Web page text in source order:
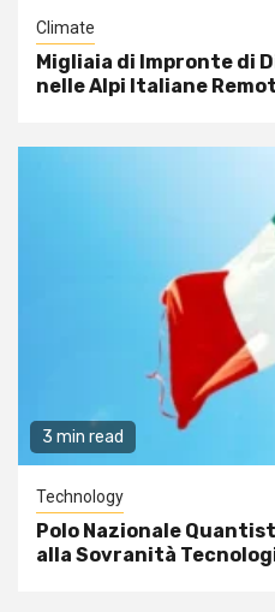
Climate
Migliaia di Impronte di
nelle Alpi Italiane
3 min read
Technology
Polo Nazionale
alla Sovranità